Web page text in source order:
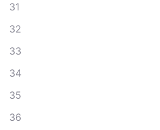
31
32
33
34
35
36